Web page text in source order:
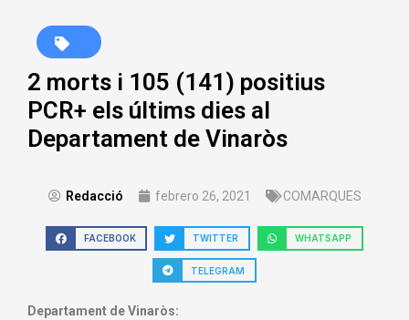
2 morts i 105 (141) positius
PCR+ els últims dies al
Departament de Vinaròs
Redacció febrero 26, 2021 COMARQUES
FACEBOOK TWITTER WHATSAPP
TELEGRAM
Departament de Vinaròs: